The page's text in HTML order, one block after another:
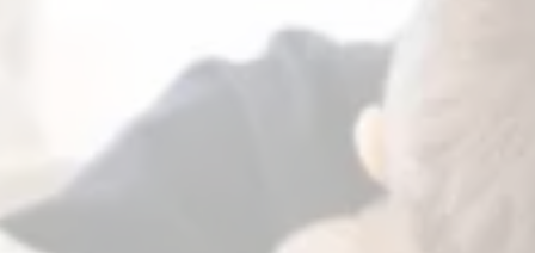
Семейный адвокат поможет вам лишить родительских прав
одного из родителей через соц. службы или в суд
ОПРЕДЕЛЕНИЕ МЕСТОЖИТЕЛЬСТВА